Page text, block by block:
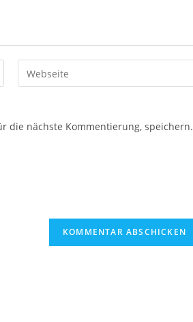
die nächste Kommentierung, speichern.